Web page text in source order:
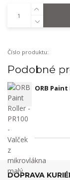
Číslo produktu:
Podobné
ORB
DOPRAVA